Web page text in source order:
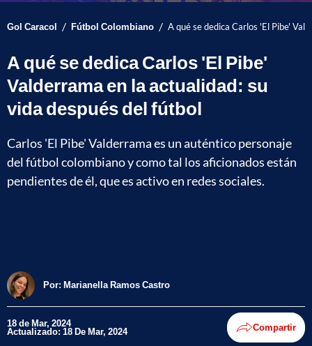
Gol Caracol / Fútbol Colombiano / A qué se dedica Carlos 'El Pibe'
A qué se dedica Carlos 'El Pibe'
Valderrama en la actualidad: su
vida después del fútbol
Carlos 'El Pibe' Valderrama es un auténtico personaje
del fútbol colombiano y como tal los aficionados están
pendientes de él, que es activo en redes sociales.
Por: Marianella Ramos Castro
18 de Mar, 2024
Actualizado: 18 De Mar, 2024 Compartir